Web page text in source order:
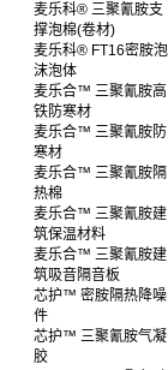
麦乐科® 三聚氰胺支
撑泡棉(卷材)
麦乐科® FT16密胺泡
沫泡体
麦乐合™ 三聚氰胺高
铁防寒材
麦乐合™ 三聚氰胺防
寒材
麦乐合™ 三聚氰胺隔
热棉
麦乐合™ 三聚氰胺建
筑保温材料
麦乐合™ 三聚氰胺建
筑吸音隔音板
芯护™ 密胺隔热降噪
件
芯护™ 三聚氰胺气凝
胶